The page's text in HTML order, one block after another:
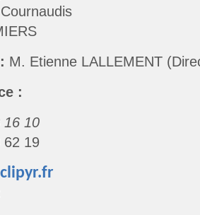
M. Etienne LALLEMENT
:
16 10
62 19